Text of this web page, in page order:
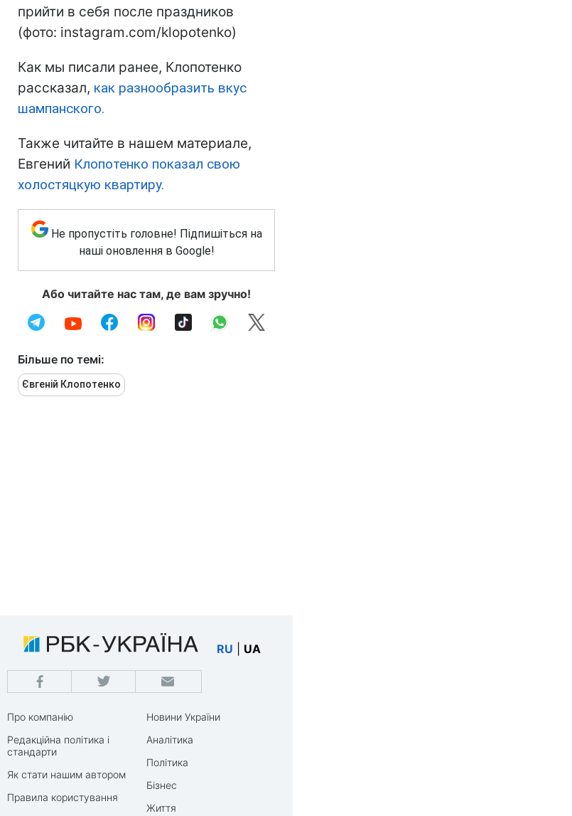
прийти в себя после праздников
(фото: instagram.com/klopotenko)
Как мы писали ранее, Клопотенко
рассказал, как разнообразить вкус
шампанского.
Также читайте в нашем материале,
Евгений Клопотенко показал свою
холостяцкую квартиру.
Не пропустіть головне! Підпишіться на
наші оновлення в Google!
Або читайте нас там, де вам зручно!
Більше по темі:
Євгеній Клопотенко
RU UA
Про компанію
Редакційна політика і
стандарти
Як стати нашим автором
Правила користування
Новини України
Аналітика
Політика
Бізнес
Життя